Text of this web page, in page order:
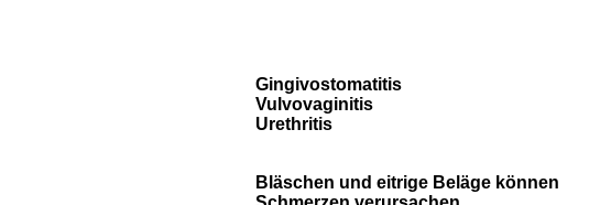
Gingivostomatitis
Vulvovaginitis
Urethritis
Bläschen und eitrige Beläge können